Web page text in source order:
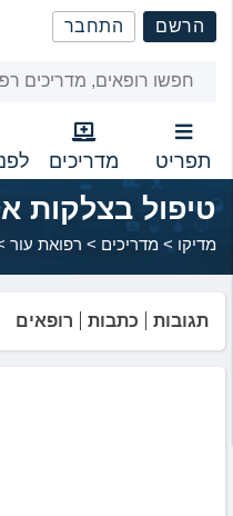
שִׂים
לֵב:
מַעֲרֶכֶת
נָגִישׁ
בִּקְלִיק
הַמְּסַיַּעַת
לִנְגִישׁוּת
הָאֲתָר.
הרשם התחבר
תפריט מדריכים
טיפול בצלקות
מדיקו > מדריכים > רפואת עור
תגובות כתבות רופאים